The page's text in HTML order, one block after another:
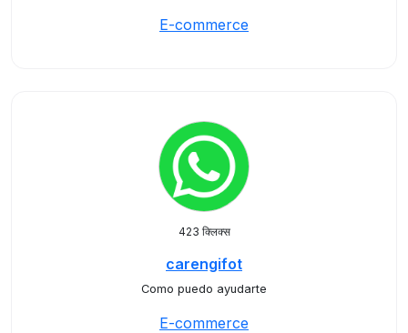
E-commerce
423 क्लिक्स
carengifot
Como puedo ayudarte
E-commerce